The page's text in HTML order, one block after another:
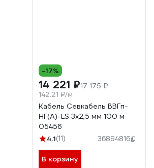
-17%
14 221 ₽17 175 ₽
142.21 ₽/м
Кабель Севкабель ВВГп-
НГ(А)-LS 3х2,5 мм 100 м
05456
4.1(11) 36894816
В корзину